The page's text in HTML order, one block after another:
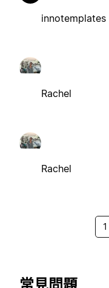
innotemplates
Rachel
Rachel
1
常見問題